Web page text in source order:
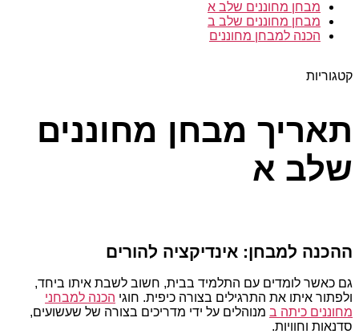
מבחן מחוננים שלב א
מבחן מחוננים שלב ב
הכנה למבחן מחוננים
קטגוריות
תאריך מבחן מחוננים
שלב א
ההכנה למבחן: אינדיקציה להורים
גם כאשר לומדים עם התלמיד בבית, חשוב לשבת איתו ביחד,
ולפתור איתו את התרגילים בצורה כיפית. חוגי הכנה למבחני
מחוננים כיתה ב מנוהלים על ידי מדריכים בצורה של שעשועים,
סדנאות וחוויות.